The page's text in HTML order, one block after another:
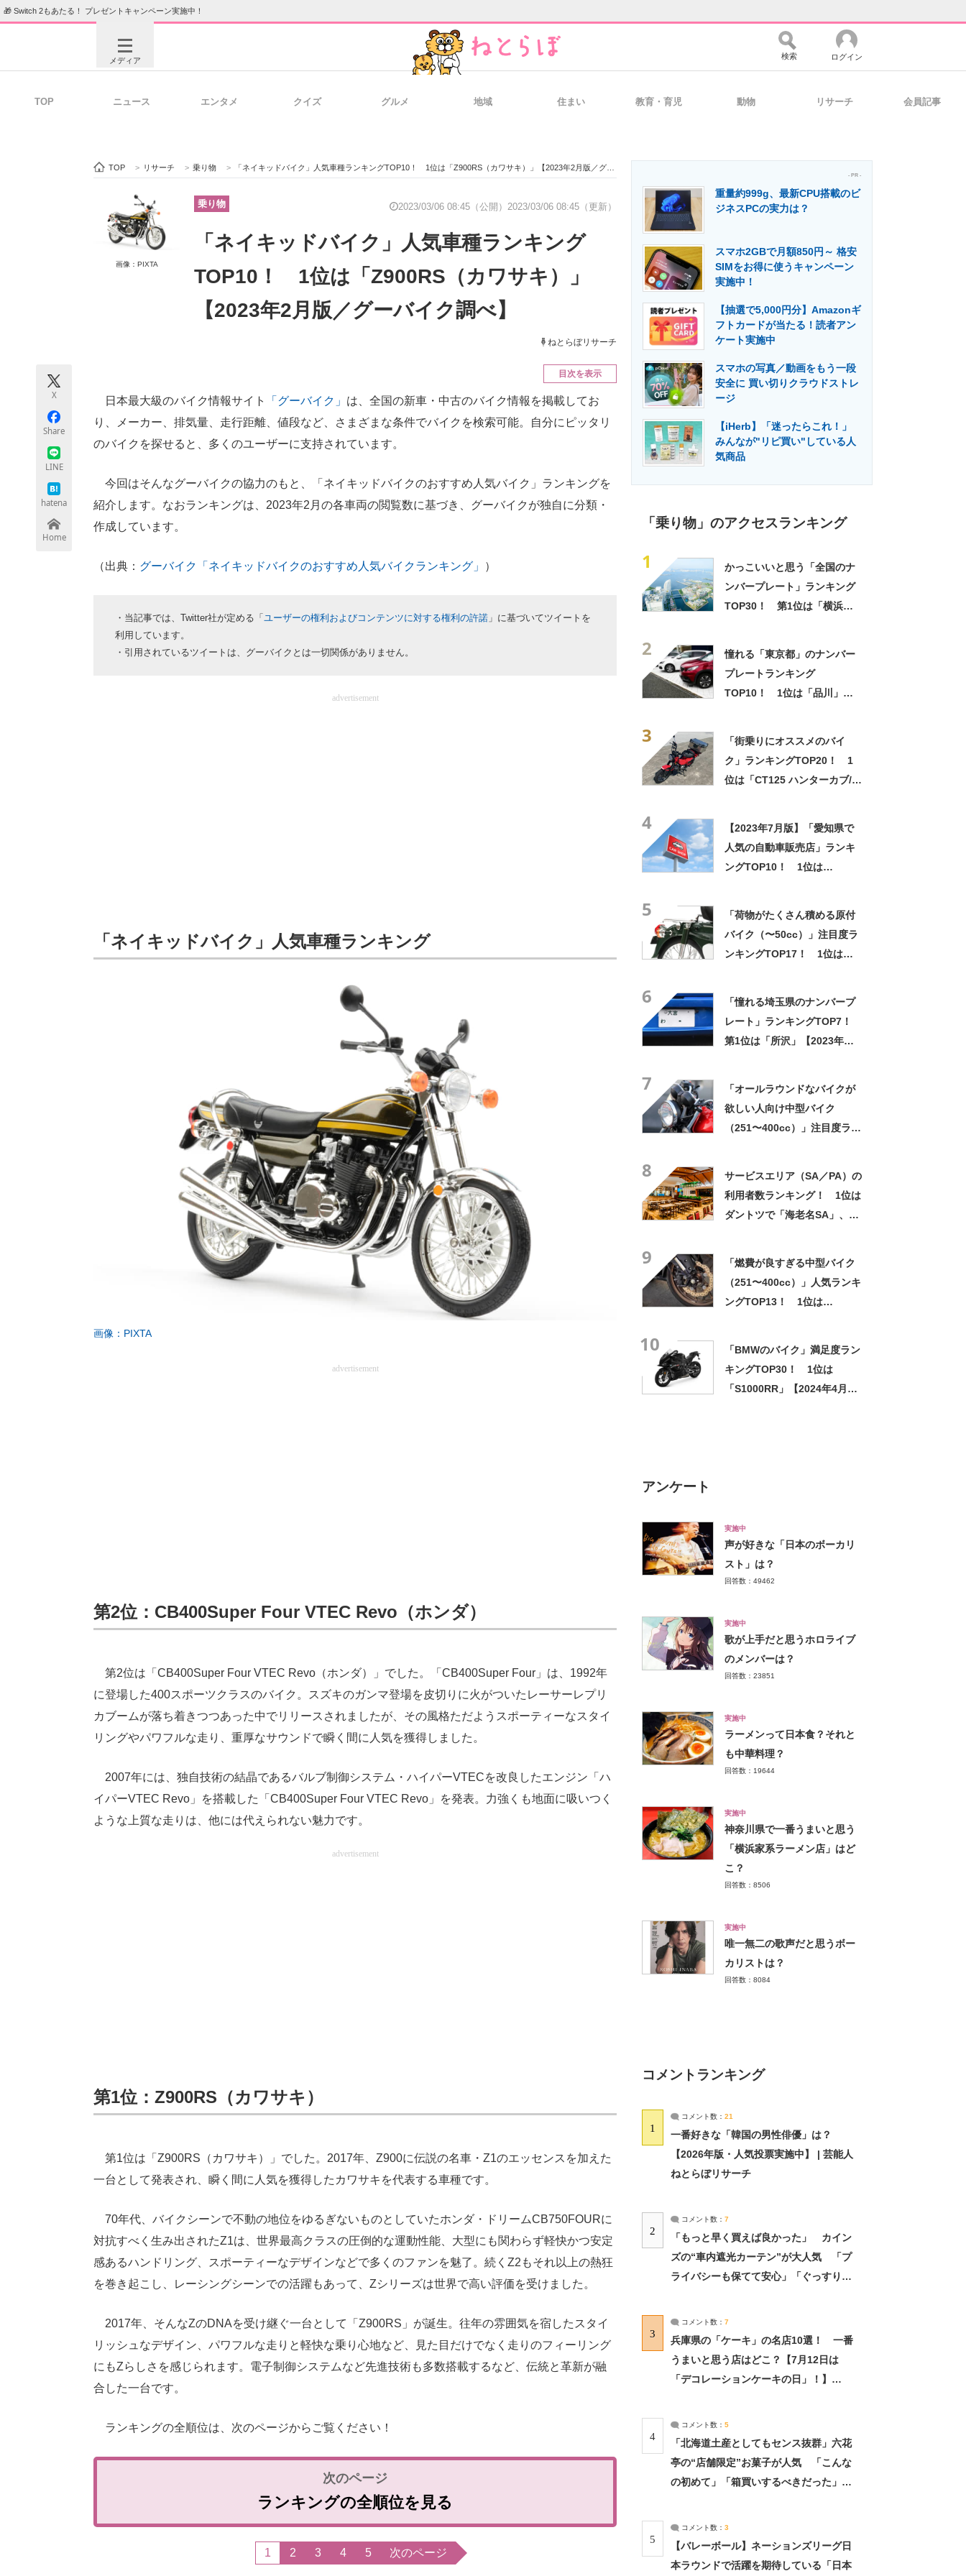
🎁 Switch 2もあたる！ プレゼントキャンペーン実施中！
メディア
ビジネスと働き方のヒント 経営リーダーのコミュニティ マーケ×ITの今がよく分かる
ITエンジニア向け専門サイト 製造業のIT導入・活用を支援
エネルギーの専門メディア 建設×テクノロジーの最前線
ちょっと気になるネットの話題
検索 ログイン
TOP ニュース エンタメ クイズ グルメ 地域 住まい 教育・育児 動物 リサーチ 会員記事
TOP > リサーチ > 乗り物 > 「ネイキッドバイク」人気車種ランキングTOP10！ 1位は「Z900RS（カワサキ）」【2023年2月版／グーバイク調べ】
画像：PIXTA
乗り物 2023/03/06 08:45（公開） 2023/03/06 08:45（更新）
「ネイキッドバイク」人気車種ランキング
TOP10！ 1位は「Z900RS（カワサキ）」
【2023年2月版／グーバイク調べ】
ねとらぼリサーチ
X
Share
LINE
hatena
Home
目次を表示
日本最大級のバイク情報サイト 「グーバイク」 は、全国の新車・中古のバイク情報を掲載してお
り、メーカー、排気量、走行距離、値段など、さまざまな条件でバイクを検索可能。自分にピッタリ
のバイクを探せると、多くのユーザーに支持されています。
今回はそんなグーバイクの協力のもと、「ネイキッドバイクのおすすめ人気バイク」ランキングを
紹介します。なおランキングは、2023年2月の各車両の閲覧数に基づき、グーバイクが独自に分類・
作成しています。
（出典： グーバイク「ネイキッドバイクのおすすめ人気バイクランキング」 ）
・当記事では、Twitter社が定める「 ユーザーの権利およびコンテンツに対する権利の許諾 」に基づいてツイートを
利用しています。
・引用されているツイートは、グーバイクとは一切関係がありません。
advertisement
「ネイキッドバイク」人気車種ランキング
画像：PIXTA
advertisement
第2位：CB400Super Four VTEC Revo（ホンダ）
第2位は「CB400Super Four VTEC Revo（ホンダ）」でした。「CB400Super Four」は、1992年
に登場した400スポーツクラスのバイク。スズキのガンマ登場を皮切りに火がついたレーサーレプリ
カブームが落ち着きつつあった中でリリースされましたが、その風格ただようスポーティーなスタイ
リングやパワフルな走り、重厚なサウンドで瞬く間に人気を獲得しました。
2007年には、独自技術の結晶であるバルブ制御システム・ハイパーVTECを改良したエンジン「ハ
イパーVTEC Revo」を搭載した「CB400Super Four VTEC Revo」を発表。力強くも地面に吸いつく
ような上質な走りは、他には代えられない魅力です。
advertisement
第1位：Z900RS（カワサキ）
第1位は「Z900RS（カワサキ）」でした。2017年、Z900に伝説の名車・Z1のエッセンスを加えた
一台として発表され、瞬く間に人気を獲得したカワサキを代表する車種です。
70年代、バイクシーンで不動の地位をゆるぎないものとしていたホンダ・ドリームCB750FOURに
対抗すべく生み出されたZ1は、世界最高クラスの圧倒的な運動性能、大型にも関わらず軽快かつ安定
感あるハンドリング、スポーティーなデザインなどで多くのファンを魅了。続くZ2もそれ以上の熱狂
を巻き起こし、レーシングシーンでの活躍もあって、Zシリーズは世界で高い評価を受けました。
2017年、そんなZのDNAを受け継ぐ一台として「Z900RS」が誕生。往年の雰囲気を宿したスタイ
リッシュなデザイン、パワフルな走りと軽快な乗り心地など、見た目だけでなく走りのフィーリング
にもZらしさを感じられます。電子制御システムなど先進技術も多数搭載するなど、伝統と革新が融
合した一台です。
ランキングの全順位は、次のページからご覧ください！
ランキングの全順位を見る
1 2 3 4 5 次のページ
- PR -
重量約999g、最新CPU搭載のビ
ジネスPCの実力は？
スマホ2GBで月額850円～ 格安
SIMをお得に使うキャンペーン
実施中！
【抽選で5,000円分】Amazonギ
フトカードが当たる！読者アン
ケート実施中
スマホの写真／動画をもう一段
安全に 買い切りクラウドストレ
ージ
【iHerb】「迷ったらこれ！」
みんなが"リピ買い"している人
気商品
「乗り物」のアクセスランキング
1
かっこいいと思う「全国のナ
ンバープレート」ランキング
TOP30！ 第1位は「横浜」
2
憧れる「東京都」のナンバー
プレートランキング
TOP10！ 1位は「品川」ナ
3
「街乗りにオススメのバイ
ク」ランキングTOP20！ 1
位は「CT125 ハンターカブ/ホ
4
【2023年7月版】「愛知県で
人気の自動車販売店」ランキ
ングTOP10！ 1位は
5
「荷物がたくさん積める原付
バイク（〜50cc）」注目度ラ
ンキングTOP17！ 1位は
6
「憧れる埼玉県のナンバープ
レート」ランキングTOP7！
第1位は「所沢」【2023年最
7
「オールラウンドなバイクが
欲しい人向け中型バイク
（251〜400cc）」注目度ラン
8
サービスエリア（SA／PA）の
利用者数ランキング！ 1位は
ダントツで「海老名SA」、2
9
「燃費が良すぎる中型バイク
（251〜400cc）」人気ランキ
ングTOP13！ 1位は
10
「BMWのバイク」満足度ラン
キングTOP30！ 1位は
「S1000RR」【2024年4月15
アンケート
実施中
声が好きな「日本のボーカリ
スト」は？
回答数：49462
実施中
歌が上手だと思うホロライブ
のメンバーは？
回答数：23851
実施中
ラーメンって日本食？それと
も中華料理？
回答数：19644
実施中
神奈川県で一番うまいと思う
「横浜家系ラーメン店」はど
こ？
回答数：8506
実施中
唯一無二の歌声だと思うボー
カリストは？
回答数：8084
コメントランキング
1
コメント数： 21
一番好きな「韓国の男性俳優」は？
【2026年版・人気投票実施中】 | 芸能人
ねとらぼリサーチ
2
コメント数： 7
「もっと早く買えば良かった」 カイン
ズの“車内遮光カーテン”が大人気 「プ
ライバシーも保てて安心」「ぐっすり眠
3
コメント数： 7
兵庫県の「ケーキ」の名店10選！ 一番
うまいと思う店はどこ？【7月12日は
「デコレーションケーキの日」！】
4
コメント数： 5
「北海道土産としてもセンス抜群」六花
亭の“店舗限定”お菓子が人気 「こんな
の初めて」「箱買いするべきだった」
5
コメント数： 3
【バレーボール】ネーションズリーグ日
本ラウンドで活躍を期待している「日本